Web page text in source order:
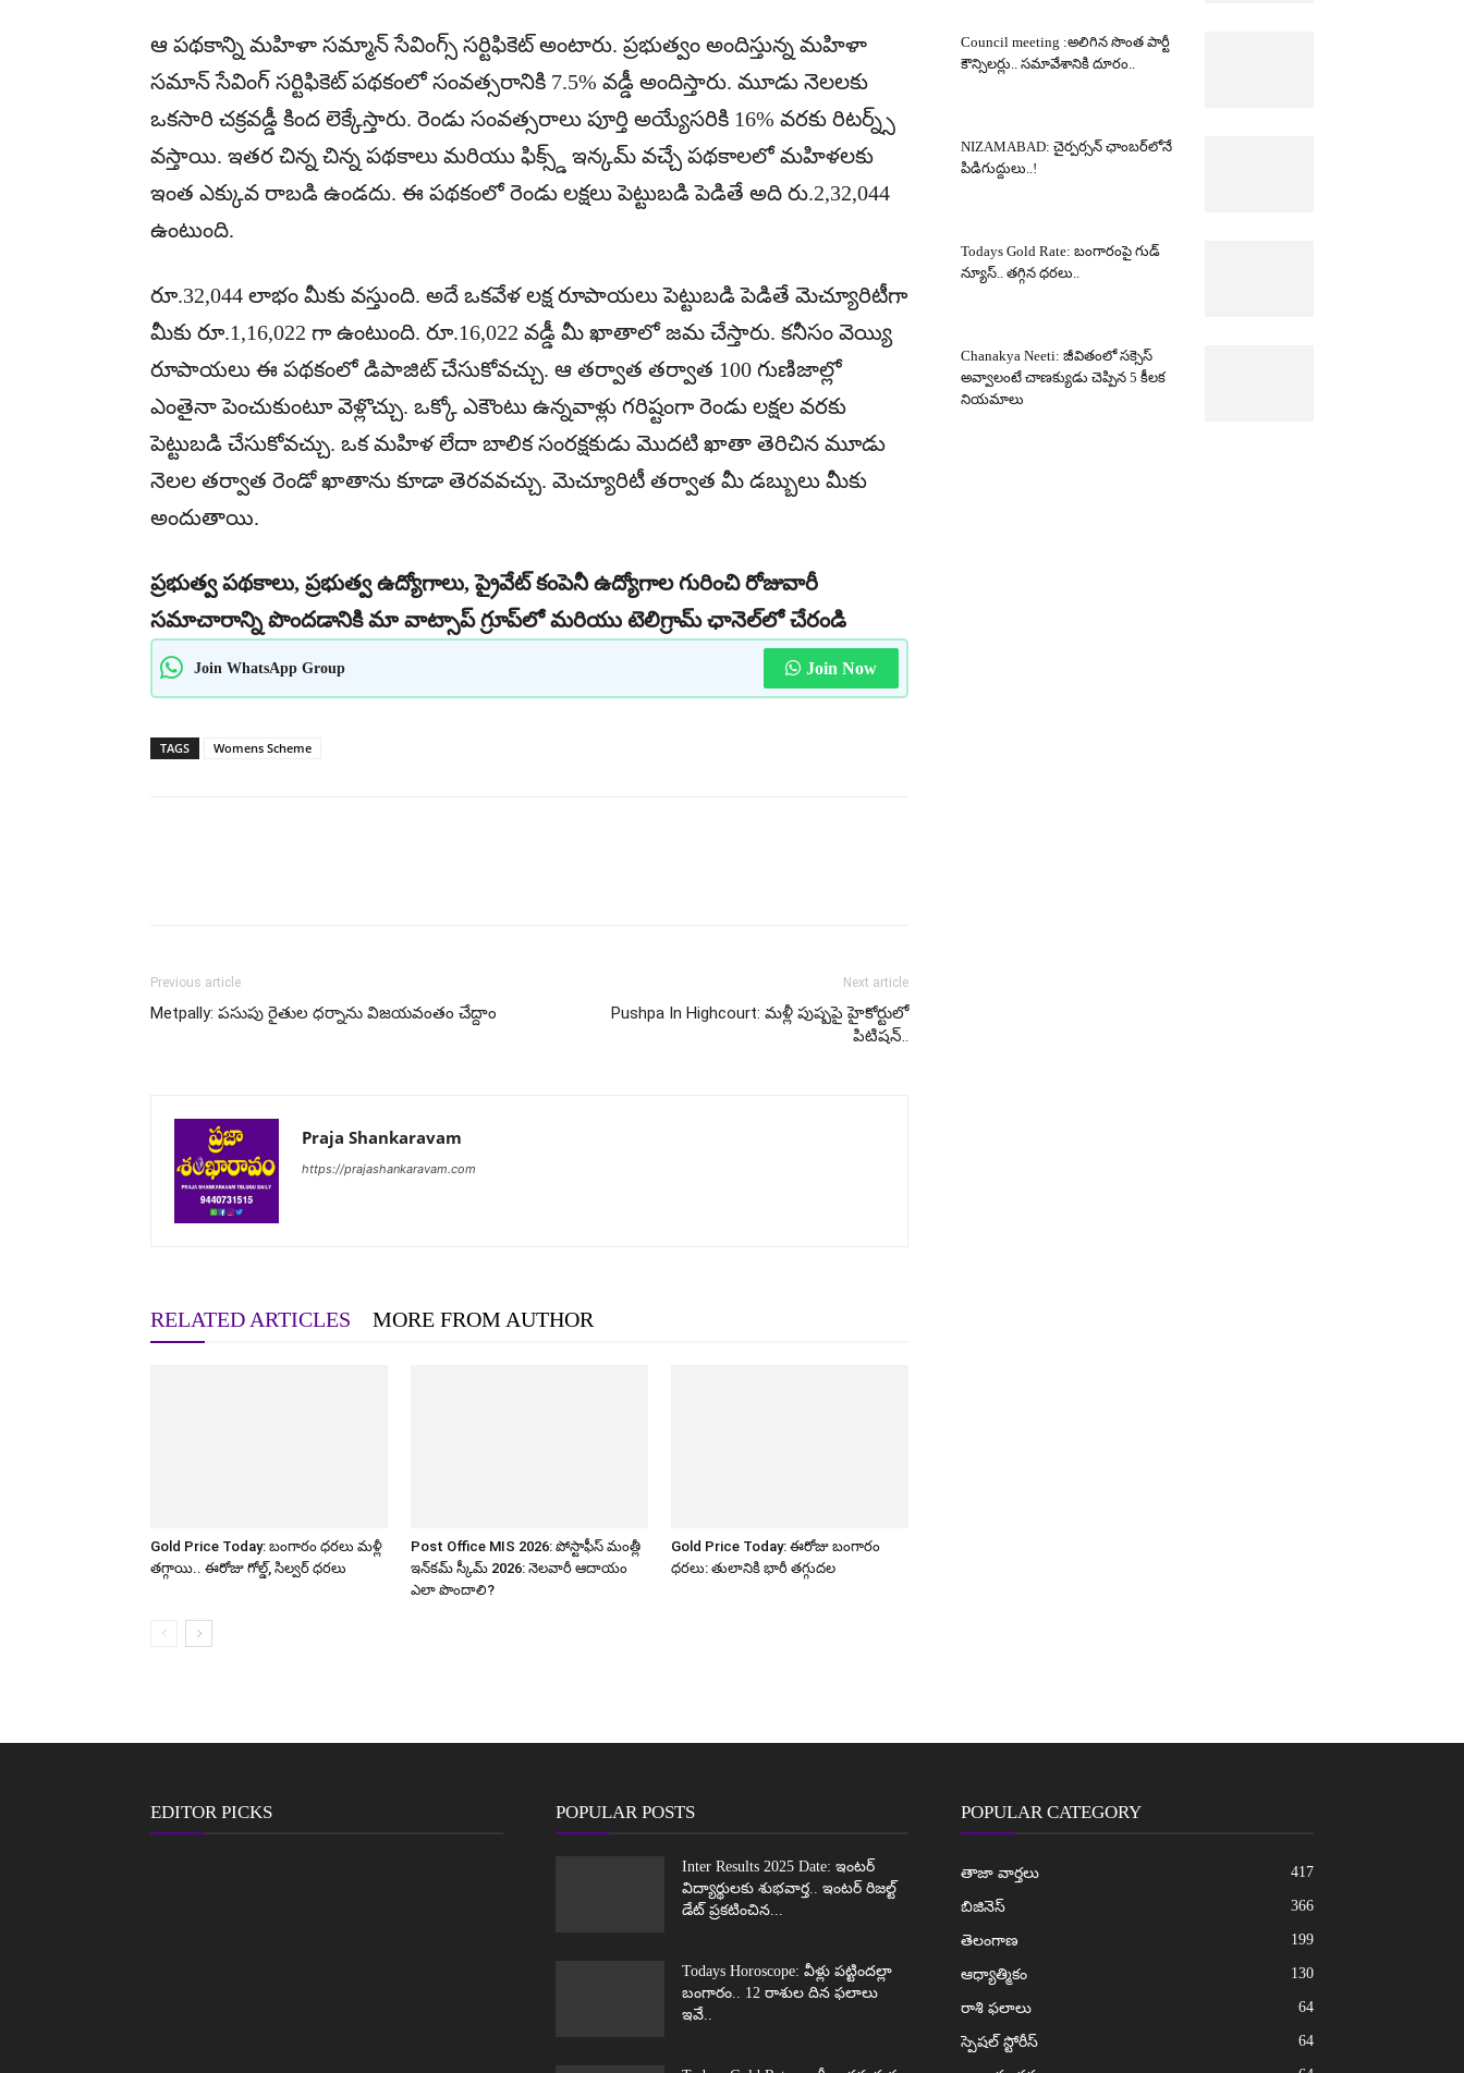
ఆ పథకాన్ని మహిళా సమ్మాన్ సేవింగ్స్ సర్టిఫికెట్ అంటారు. ప్రభుత్వం అందిస్తున్న మహిళా
సమాన్ సేవింగ్ సర్టిఫికెట్ పథకంలో సంవత్సరానికి 7.5% వడ్డీ అందిస్తారు. మూడు నెలలకు
ఒకసారి చక్రవడ్డీ కింద లెక్కేస్తారు. రెండు సంవత్సరాలు పూర్తి అయ్యేసరికి 16% వరకు రిటర్న్స్
వస్తాయి. ఇతర చిన్న చిన్న పథకాలు మరియు ఫిక్స్డ్ ఇన్కమ్ వచ్చే పథకాలలో మహిళలకు
ఇంత ఎక్కువ రాబడి ఉండదు. ఈ పథకంలో రెండు లక్షలు పెట్టుబడి పెడితే అది రు.2,32,044
ఉంటుంది.
రూ.32,044 లాభం మీకు వస్తుంది. అదే ఒకవేళ లక్ష రూపాయలు పెట్టుబడి పెడితే మెచ్యూరిటీగా
మీకు రూ.1,16,022 గా ఉంటుంది. రూ.16,022 వడ్డీ మీ ఖాతాలో జమ చేస్తారు. కనీసం వెయ్యి
రూపాయలు ఈ పథకంలో డిపాజిట్ చేసుకోవచ్చు. ఆ తర్వాత తర్వాత 100 గుణిజాల్లో
ఎంతైనా పెంచుకుంటూ వెళ్లొచ్చు. ఒక్కో ఎకౌంటు ఉన్నవాళ్లు గరిష్టంగా రెండు లక్షల వరకు
పెట్టుబడి చేసుకోవచ్చు. ఒక మహిళ లేదా బాలిక సంరక్షకుడు మొదటి ఖాతా తెరిచిన మూడు
నెలల తర్వాత రెండో ఖాతాను కూడా తెరవవచ్చు. మెచ్యూరిటీ తర్వాత మీ డబ్బులు మీకు
అందుతాయి.
ప్రభుత్వ పథకాలు, ప్రభుత్వ ఉద్యోగాలు, ప్రైవేట్ కంపెనీ ఉద్యోగాల గురించి రోజువారీ
సమాచారాన్ని పొందడానికి మా వాట్సాప్ గ్రూప్‌లో మరియు టెలిగ్రామ్ ఛానెల్‌లో చేరండి
Join WhatsApp Group Join Now
TAGS Womens Scheme
Previous article
Metpally: పసుపు రైతుల ధర్నాను విజయవంతం చేద్దాం
Next article
Pushpa In Highcourt: మళ్లీ పుష్పపై హైకోర్టులో
పిటిషన్..
Praja Shankaravam
https://prajashankaravam.com
RELATED ARTICLES MORE FROM AUTHOR
Gold Price Today: బంగారం ధరలు మళ్లీ
తగ్గాయి.. ఈరోజు గోల్డ్, సిల్వర్ ధరలు
Post Office MIS 2026: పోస్టాఫీస్ మంత్లీ
ఇన్‌కమ్ స్కీమ్ 2026: నెలవారీ ఆదాయం
ఎలా పొందాలి?
Gold Price Today: ఈరోజు బంగారం
ధరలు: తులానికి భారీ తగ్గుదల
Council meeting :అలిగిన సొంత పార్టీ
కౌన్సిలర్లు.. సమావేశానికి దూరం..
NIZAMABAD: చైర్పర్సన్ ఛాంబర్‌లోనే
పిడిగుద్దులు..!
Todays Gold Rate: బంగారంపై గుడ్
న్యూస్.. తగ్గిన ధరలు..
Chanakya Neeti: జీవితంలో సక్సెస్
అవ్వాలంటే చాణక్యుడు చెప్పిన 5 కీలక
నియమాలు
EDITOR PICKS POPULAR POSTS
Inter Results 2025 Date: ఇంటర్
విద్యార్థులకు శుభవార్త.. ఇంటర్ రిజల్ట్
డేట్ ప్రకటించిన...
Todays Horoscope: వీళ్లు పట్టిందల్లా
బంగారం.. 12 రాశుల దిన ఫలాలు
ఇవే..
POPULAR CATEGORY
తాజా వార్తలు 417
బిజినెస్ 366
తెలంగాణ 199
ఆధ్యాత్మికం 130
రాశి ఫలాలు 64
స్పెషల్ స్టోరీస్ 64